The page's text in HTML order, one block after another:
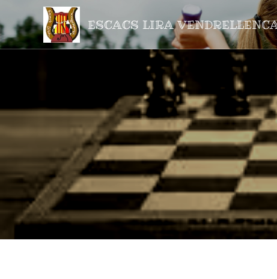
ESCACS LIRA